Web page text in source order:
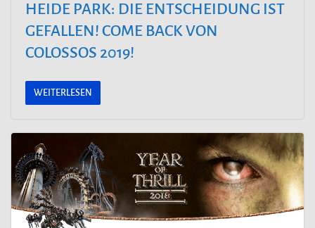
HEIDE PARK: DIE ENTSCHEIDUNG IST
GEFALLEN! COME BACK VON
COLOSSOS 2019!
WEITERLESEN